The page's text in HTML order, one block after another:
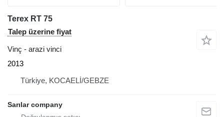
Terex RT 75
Talep üzerine fiyat
Vinç - arazi vinci
2013
Türkiye, KOCAELİ/GEBZE
Sarılar company